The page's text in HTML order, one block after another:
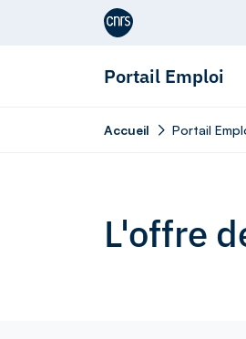
Aller au contenu
Portail Emploi
Accueil Portail
L'offre